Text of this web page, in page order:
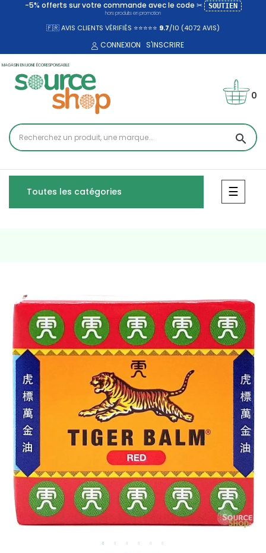
-5% offerts sur votre commande avec le code ✂ SOUTIEN
hors produits en promotion
🇫🇷 AVIS CLIENTS VÉRIFIÉS ⭐⭐⭐⭐⭐ 9.7/10 (4072AVIS)
CONNEXION S'INSCRIRE
MAGASIN EN LIGNE ÉCORESPONSABLE
search
0
Toutes les catégories ☰